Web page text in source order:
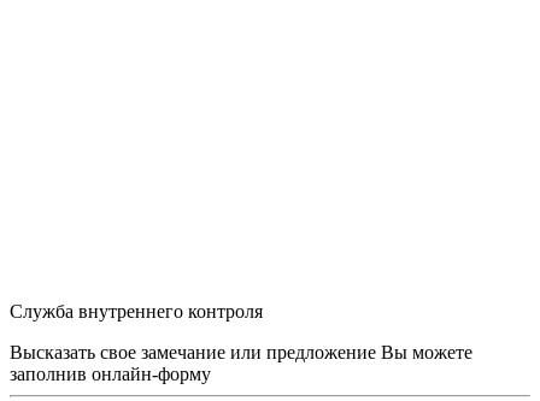
Служба внутреннего контроля
Высказать свое замечание или предложение Вы можете
заполнив онлайн-форму